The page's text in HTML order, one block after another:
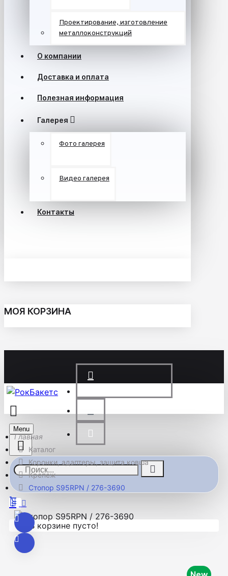
Проектирование, изготовление
металлоконструкций
О компании
Доставка и оплата
Полезная информация
Галерея
Фото галерея
Видео галерея
Контакты
МОЯ КОРЗИНА
Menu
В корзине пусто!
Каталог
Коронки, адаптеры, защита ковша
Крепеж
Стопор S95RPN / 276-3690